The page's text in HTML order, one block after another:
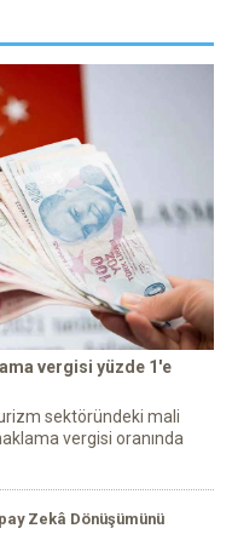
vergisi yüzde 1'e
sektöründeki mali
vergisi oranında
Zekâ Dönüşümünü